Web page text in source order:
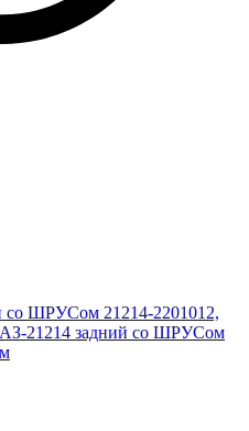
со ШРУСом 21214-2201012,
21214 задний со ШРУСом